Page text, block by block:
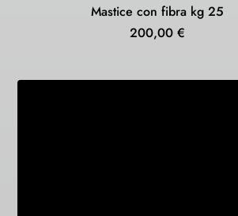
Mastice con fibra kg 25
200,00 €